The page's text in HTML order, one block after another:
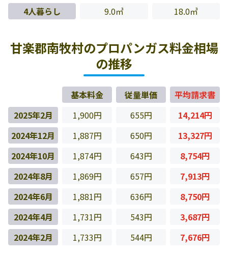
4人暮らし
9.0㎥ 18.0㎥
甘楽郡南牧村のプロパンガス料金相場
の推移
基本料金 従量単価
平均請求書
2025年2月
1,900円 655円
14,214円
2024年12月
1,887円 650円
13,327円
2024年10月
1,874円 643円
8,754円
2024年8月
1,869円 657円
7,913円
2024年6月
1,881円 636円
8,750円
2024年4月
1,731円 543円
3,687円
2024年2月
1,733円 544円 7,676円